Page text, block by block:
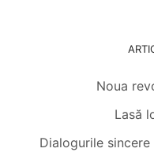
Noua
Lasă
Dialogurile